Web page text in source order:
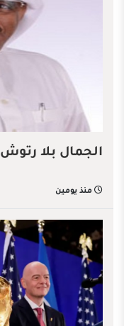
الجمال بلا رتوش
منذ يومين